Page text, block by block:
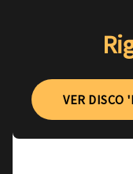
VER DISCO